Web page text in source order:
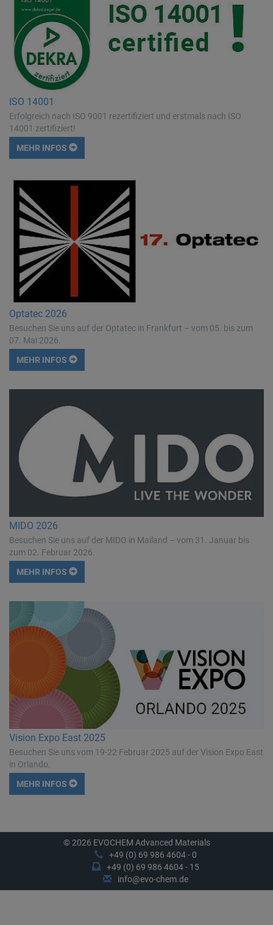
ISO 14001
Erfolgreich nach ISO 9001 rezertifiziert und erstmals nach ISO
14001 zertifiziert!
MEHR INFOS
Optatec 2026
Besuchen Sie uns auf der Optatec in Frankfurt – vom 05. bis zum
07. Mai 2026.
MEHR INFOS
MIDO 2026
Besuchen Sie uns auf der MIDO in Mailand – vom 31. Januar bis
zum 02. Februar 2026.
MEHR INFOS
Vision Expo East 2025
Besuchen Sie uns vom 19-22 Februar 2025 auf der Vision Expo East
in Orlando.
MEHR INFOS
© 2026 EVOCHEM Advanced Materials
+49 (0) 69 986 4604 - 0
+49 (0) 69 986 4604 - 15
info@evo-chem.de